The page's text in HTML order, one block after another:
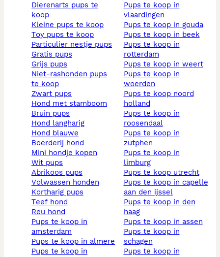
dierenarts pups te
koop
kleine pups te koop
toy pups te koop
particulier nestje pups
gratis pups
grijs pups
niet-rashonden pups
te koop
zwart pups
hond met stamboom
bruin pups
hond langharig
hond blauwe
boerderij hond
mini hondje kopen
wit pups
abrikoos pups
volwassen honden
kortharig pups
teef hond
reu hond
pups te koop in
amsterdam
pups te koop in almere
pups te koop in
pups te koop in
vlaardingen
pups te koop in gouda
pups te koop in beek
pups te koop in
rotterdam
pups te koop in weert
pups te koop in
woerden
pups te koop noord
holland
pups te koop in
roosendaal
pups te koop in
zutphen
pups te koop in
limburg
pups te koop utrecht
pups te koop in capelle
aan den ijssel
pups te koop in den
haag
pups te koop in assen
pups te koop in
schagen
pups te koop in